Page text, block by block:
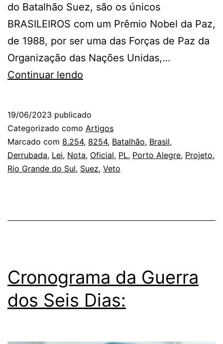
do Batalhão Suez, são os únicos
BRASILEIROS com um Prêmio Nobel da Paz,
de 1988, por ser uma das Forças de Paz da
Organização das Nações Unidas,…
Continuar lendo
e
Solicitação
de
Derrubada
19/06/2023 publicado
Categorizado como Artigos
Marcado com 8.254, 8254, Batalhão, Brasil,
Derrubada, Lei, Nota, Oficial, PL, Porto Alegre, Projeto,
Rio Grande do Sul, Suez, Veto
Cronograma da Guerra
dos Seis Dias: